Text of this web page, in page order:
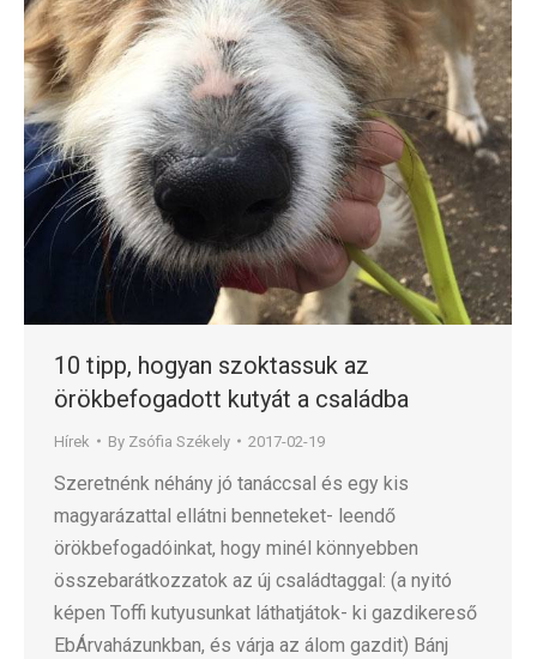
10 tipp, hogyan szoktassuk az
örökbefogadott kutyát a családba
Hírek By Zsófia Székely 2017-02-19
Szeretnénk néhány jó tanáccsal és egy kis
magyarázattal ellátni benneteket- leendő
örökbefogadóinkat, hogy minél könnyebben
összebarátkozzatok az új családtaggal: (a nyitó
képen Toffi kutyusunkat láthatjátok- ki gazdikereső
EbÁrvaházunkban, és várja az álom gazdit) Bánj